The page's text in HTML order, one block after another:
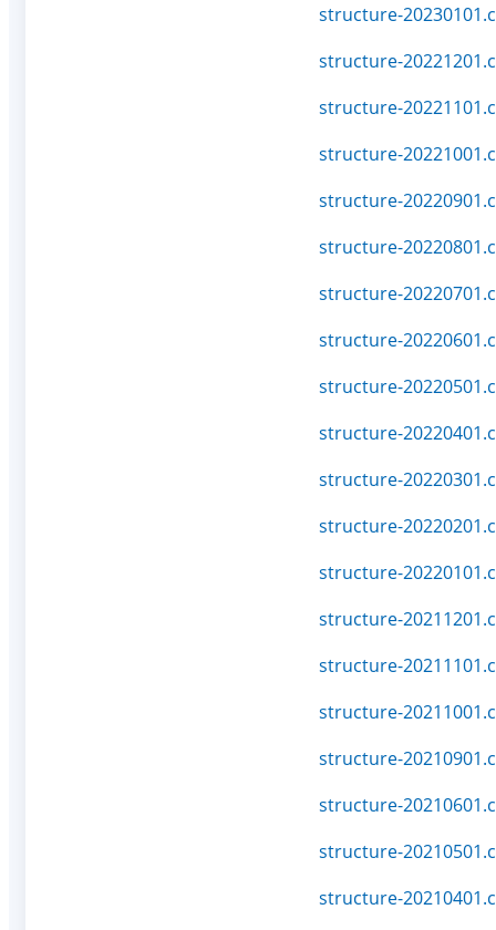
structure-
structure-
structure-
structure-
structure-
structure-
structure-
structure-
structure-
structure-
structure-
structure-
structure-
structure-
structure-
structure-
structure-
structure-
structure-
structure-